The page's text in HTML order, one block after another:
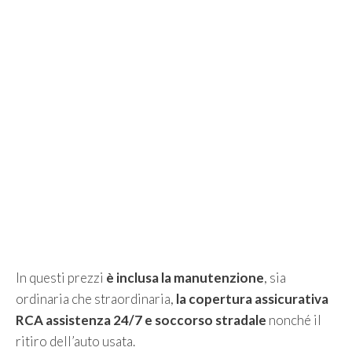
In questi prezzi è inclusa la manutenzione, sia
ordinaria che straordinaria, la copertura assicurativa
RCA assistenza 24/7 e soccorso stradale nonché il
ritiro dell’auto usata.